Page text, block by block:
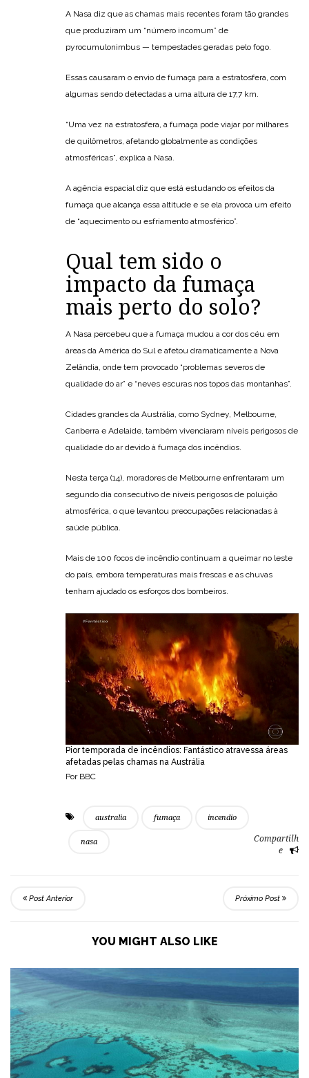
A Nasa diz que as chamas mais recentes foram tão grandes
que produziram um “número incomum” de
pyrocumulonimbus — tempestades geradas pelo fogo.
Essas causaram o envio de fumaça para a estratosfera, com
algumas sendo detectadas a uma altura de 17,7 km.
“Uma vez na estratosfera, a fumaça pode viajar por milhares
de quilômetros, afetando globalmente as condições
atmosféricas”, explica a Nasa.
A agência espacial diz que está estudando os efeitos da
fumaça que alcança essa altitude e se ela provoca um efeito
de “aquecimento ou esfriamento atmosférico”.
Qual tem sido o
impacto da fumaça
mais perto do solo?
A Nasa percebeu que a fumaça mudou a cor dos céu em
áreas da América do Sul e afetou dramaticamente a Nova
Zelândia, onde tem provocado “problemas severos de
qualidade do ar” e “neves escuras nos topos das montanhas”.
Cidades grandes da Austrália, como Sydney, Melbourne,
Canberra e Adelaide, também vivenciaram níveis perigosos de
qualidade do ar devido à fumaça dos incêndios.
Nesta terça (14), moradores de Melbourne enfrentaram um
segundo dia consecutivo de níveis perigosos de poluição
atmosférica, o que levantou preocupações relacionadas à
saúde pública.
Mais de 100 focos de incêndio continuam a queimar no leste
do país, embora temperaturas mais frescas e as chuvas
tenham ajudado os esforços dos bombeiros.
Pior temporada de incêndios: Fantástico atravessa áreas
afetadas pelas chamas na Austrália
Por BBC
australia fumaça incendio
nasa
Compartilh
e
Post Anterior Próximo Post
YOU MIGHT ALSO LIKE